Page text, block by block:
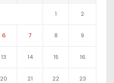
1 2
6 7 8 9
13 14 15 16
20 21 22 23